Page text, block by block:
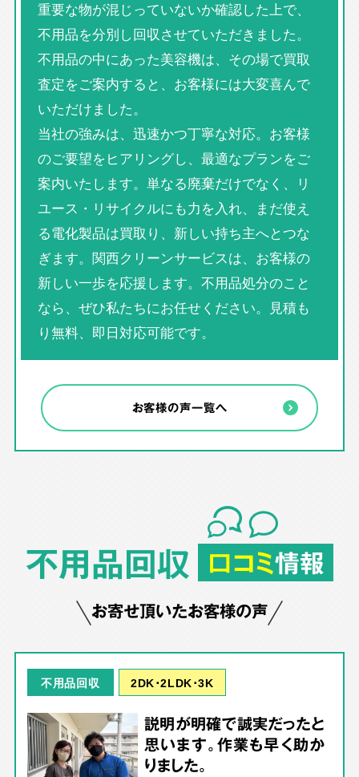
重要な物が混じっていないか確認した上で、
不用品を分別し回収させていただきました。
不用品の中にあった美容機は、その場で買取
査定をご案内すると、お客様には大変喜んで
いただけました。
当社の強みは、迅速かつ丁寧な対応。お客様
のご要望をヒアリングし、最適なプランをご
案内いたします。単なる廃棄だけでなく、リ
ユース・リサイクルにも力を入れ、まだ使え
る電化製品は買取り、新しい持ち主へとつな
ぎます。関西クリーンサービスは、お客様の
新しい一歩を応援します。不用品処分のこと
なら、ぜひ私たちにお任せください。見積も
り無料、即日対応可能です。
お客様の声一覧へ
不用品回収 口コミ情報
お寄せ頂いたお客様の声
不用品回収 2DK･2LDK･3K
説明が明確で誠実だったと
思います。作業も早く助か
りました。